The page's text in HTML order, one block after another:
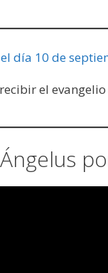
día 10 de
el